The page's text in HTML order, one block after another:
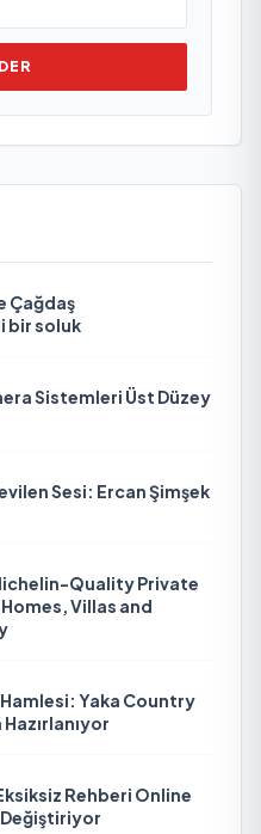
Çağdaş
bir soluk
Sistemleri Üst Düzey
Sesi: Ercan Şimşek
Quality Private
Villas and
Hamlesi: Yaka Country
Rehberi Online
Değiştiriyor